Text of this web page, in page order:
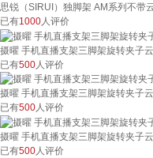
思锐（SIRUI）独脚架 AM系列不带
已有1000 人评价
摄曜 手机直播支架三脚架旋转夹子
已有500 人评价
摄曜 手机直播支架三脚架旋转夹子
已有500人评价
摄曜 手机直播支架三脚架旋转夹子
已有500人评价